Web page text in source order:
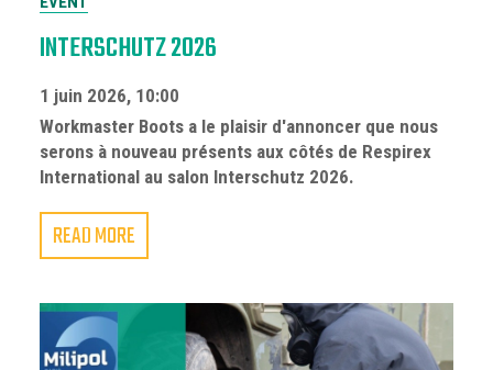
INTERSCHUTZ 2026
1 juin 2026, 10:00
Workmaster Boots a le plaisir d'annoncer que nous
serons à nouveau présents aux côtés de Respirex
International au salon Interschutz 2026.
READ MORE